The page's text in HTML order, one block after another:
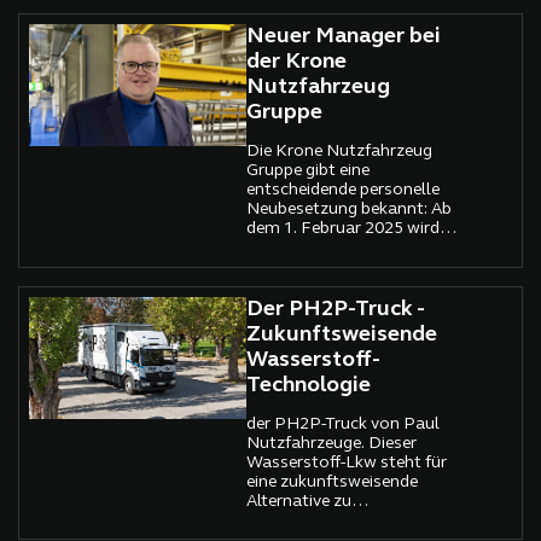
Innovationen punktet.
auf insgesamt 237
Einheiten verzeichnete Fiat
Professional im Vergleich
zum Vorjahresmonat einen
beachtlichen Zuwachs. Der
Marktanteil des Herstellers
bemerkenswerte 9,6
Prozent*. Diese Zahlen
unterstreichen die
anhaltend starke
Performance der Marke im
Neuer Manager bei
der Krone
Nutzfahrzeug
Gruppe
Die Krone Nutzfahrzeug
Gruppe gibt eine
entscheidende personelle
Neubesetzung bekannt: Ab
dem 1. Februar 2025 wird
Geschäftsführers
Produktion übernehmen.
Mit dieser Ernennung
unterstreicht Krone seine
strategische Ausrichtung
auf die wachsenden
Herausforderungen der
europäischen
Produktionsstätten. Die
Funktion war bisher in
Personalunion von Alfons
B. Veer, Chief Technical
Der PH2P-Truck -
Zukunftsweisende
Wasserstoff-
Technologie
der PH2P-Truck von Paul
Nutzfahrzeuge. Dieser
Wasserstoff-Lkw steht für
eine zukunftsweisende
Alternative zu